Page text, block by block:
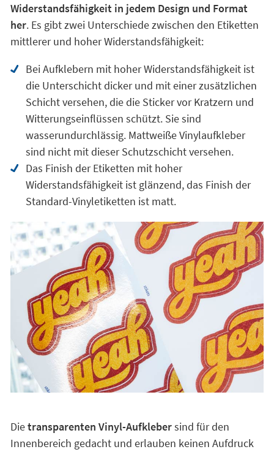
Widerstandsfähigkeit in jedem Design und Format
her. Es gibt zwei Unterschiede zwischen den Etiketten
mittlerer und hoher Widerstandsfähigkeit:
Bei Aufklebern mit hoher Widerstandsfähigkeit ist
die Unterschicht dicker und mit einer zusätzlichen
Schicht versehen, die die Sticker vor Kratzern und
Witterungseinflüssen schützt. Sie sind
wasserundurchlässig. Mattweiße Vinylaufkleber
sind nicht mit dieser Schutzschicht versehen.
Das Finish der Etiketten mit hoher
Widerstandsfähigkeit ist glänzend, das Finish der
Standard-Vinyletiketten ist matt.
Dietransparenten Vinyl-Aufklebersind für den
Innenbereich gedacht und erlauben keinen Aufdruck